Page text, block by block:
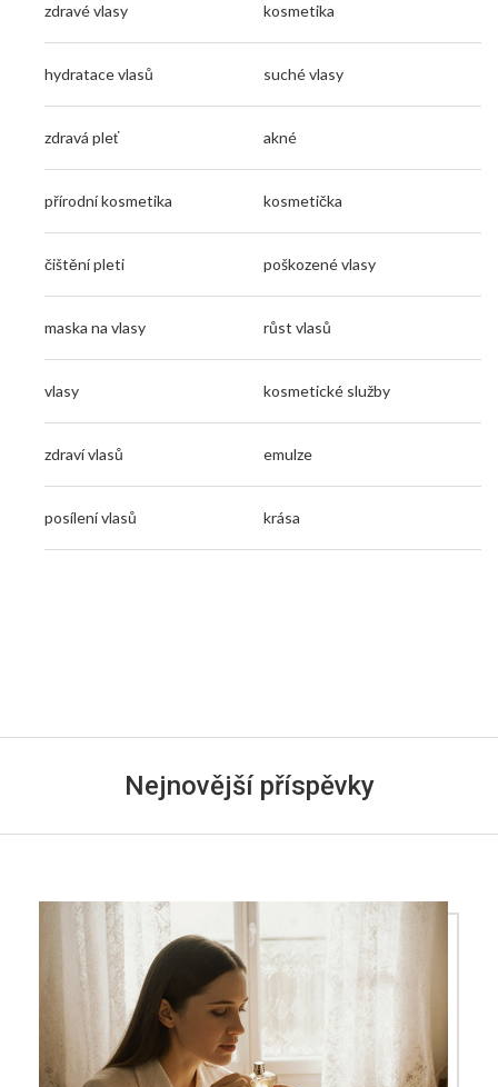
zdravé vlasy kosmetika
hydratace vlasů suché vlasy
zdravá pleť akné
přírodní kosmetika kosmetička
čištění pleti poškozené vlasy
maska na vlasy růst vlasů
vlasy kosmetické služby
zdraví vlasů emulze
posílení vlasů krása
Nejnovější příspěvky